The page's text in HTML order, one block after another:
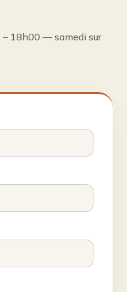
– 18h00 — samedi sur